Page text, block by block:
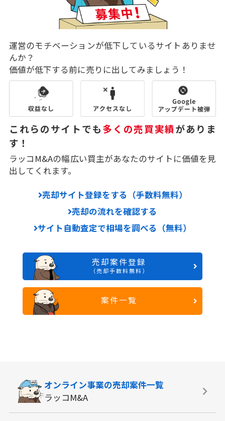
運営のモチベーションが低下しているサイトありませ
んか？
価値が低下する前に売りに出してみましょう！
これらのサイトでも多くの売買実績がありま
す！
ラッコM&Aの幅広い買主があなたのサイトに価値を見
出してくれます。
売却サイト登録をする（手数料無料）
売却の流れを確認する
サイト自動査定で相場を調べる（無料）
売却案件登録
（売却手数料無料）
案件一覧
オンライン事業の売却案件一覧
ラッコM&A